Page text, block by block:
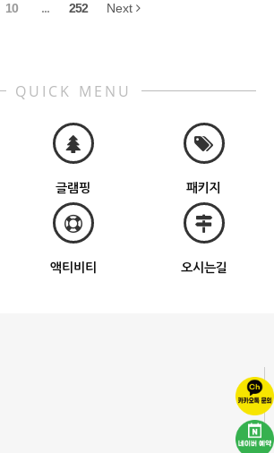
10 ... 252 Next
QUICK MENU
글램핑 패키지
액티비티 오시는길